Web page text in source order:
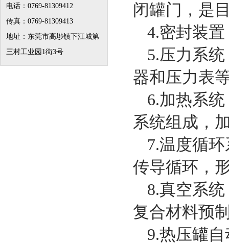
电话：0769-81309412
传真：0769-81309413
地址：东莞市高埗镇下江城第
三村工业园1街3号
闭罐门，是
4.密封装
5.压力系
器和压力表
6.加热系
系统组成，
7.温度循
传导循环，
8.真空系
复合材料预
9.热压罐